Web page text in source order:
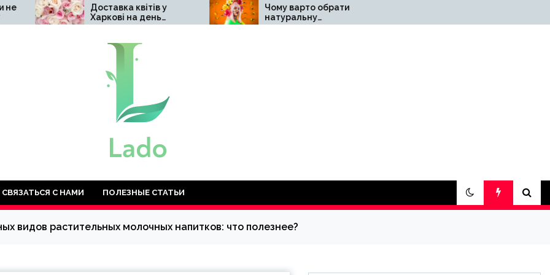
Доставка квітів у
Харкові на день
народження: топ-10
Чому варто обрати
натуральну
косметику Hillary
споживання: досвід
СВЯЗАТЬСЯ С НАМИ ПОЛЕЗНЫЕ СТАТЬИ
видов растительных молочных напитков: что полезнее?